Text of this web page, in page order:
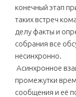
конечный этап
таких встреч
делу факты и
собрания все
несинхронно.
Асинхронное
промежутки
сообщения и её